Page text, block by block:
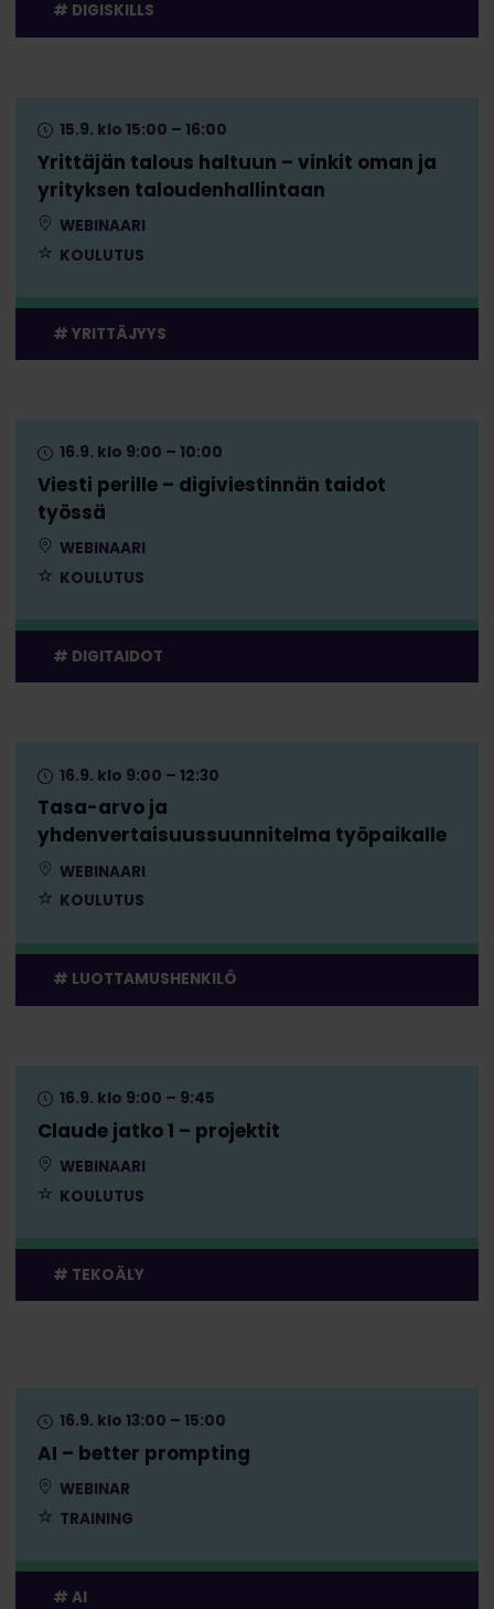
DIGISKILLS
Yrittäjän talous haltuun – vinkit oman ja
yrityksen taloudenhallintaan
15.9. klo 15:00 – 16:00
WEBINAARI
KOULUTUS
YRITTÄJYYS
Viesti perille – digiviestinnän taidot
työssä
16.9. klo 9:00 – 10:00
WEBINAARI
KOULUTUS
DIGITAIDOT
Tasa-arvo ja
yhdenvertaisuussuunnitelma työpaikalle
16.9. klo 9:00 – 12:30
WEBINAARI
KOULUTUS
LUOTTAMUSHENKILÖ
Claude jatko 1 – projektit
16.9. klo 9:00 – 9:45
WEBINAARI
KOULUTUS
TEKOÄLY
AI – better prompting
16.9. klo 13:00 – 15:00
WEBINAR
TRAINING
AI